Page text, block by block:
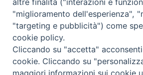
Copyright © 2019 - Tutti i
Trentina Editrice
altre finalità ("interazioni e
"miglioramento dell'esperienza",
"targeting e pubblicità") come
cookie policy.
Cliccando su "accetta"
cookie. Cliccando su